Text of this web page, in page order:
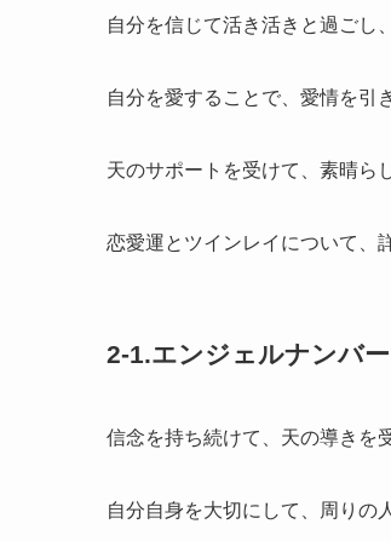
自分を信じて活き活きと過ごし
自分を愛することで、愛情を引
天のサポートを受けて、素晴ら
恋愛運とツインレイについて、
2-1.エンジェルナンバ
信念を持ち続けて、天の導きを
自分自身を大切にして、周りの